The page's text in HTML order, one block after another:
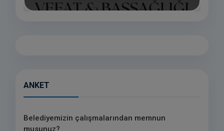
ANKET
Belediyemizin çalışmalarından memnun
musunuz?